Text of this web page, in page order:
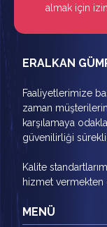
almak için
ERALKAN
Faaliyetlerimize
zaman
karşılamaya
güvenilirliği sürekli
Kalite
hizmet vermekten
MENÜ